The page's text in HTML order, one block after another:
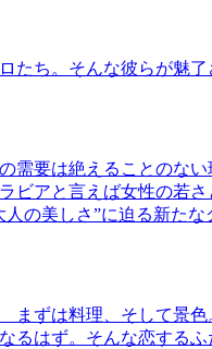
たち。そんな彼らが魅
需要は絶えることのな
ビアと言えば女性の若
の美しさ”に迫る新たな
ずは料理、そして景
るはず。そんな恋する